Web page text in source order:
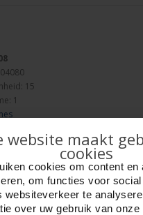
15
1
website maakt
cookies
cookies om content en
om functies voor
websiteverkeer te
over uw gebruik van